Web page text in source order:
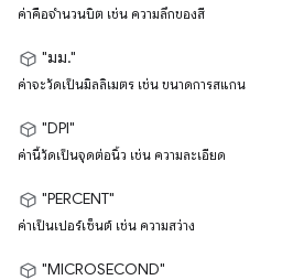
ค่าคือจำนวนบิต เช่น ความลึกของสี
"มม."
ค่าจะวัดเป็นมิลลิเมตร เช่น ขนาดการสแกน
"DPI"
ค่านี้วัดเป็นจุดต่อนิ้ว เช่น ความละเอียด
"PERCENT"
ค่าเป็นเปอร์เซ็นต์ เช่น ความสว่าง
"MICROSECOND"